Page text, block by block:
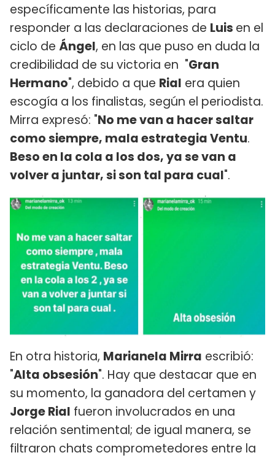
específicamente las historias, para
responder a las declaraciones de Luis en el
ciclo de Ángel, en las que puso en duda la
credibilidad de su victoria en "Gran
Hermano", debido a que Rial era quien
escogía a los finalistas, según el periodista.
Mirra expresó: "No me van a hacer saltar
como siempre, mala estrategia Ventu.
Beso en la cola a los dos, ya se van a
volver a juntar, si son tal para cual".
En otra historia, Marianela Mirra escribió:
"Alta obsesión". Hay que destacar que en
su momento, la ganadora del certamen y
Jorge Rial fueron involucrados en una
relación sentimental; de igual manera, se
filtraron chats comprometedores entre la